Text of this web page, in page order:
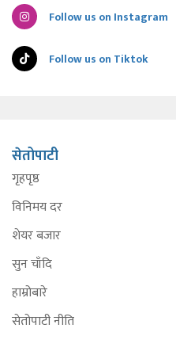
Follow us on Instagram
Follow us on Tiktok
सेतोपाटी
गृहपृष्ठ
विनिमय दर
शेयर बजार
सुन चाँदि
हाम्रोबारे
सेतोपाटी नीति